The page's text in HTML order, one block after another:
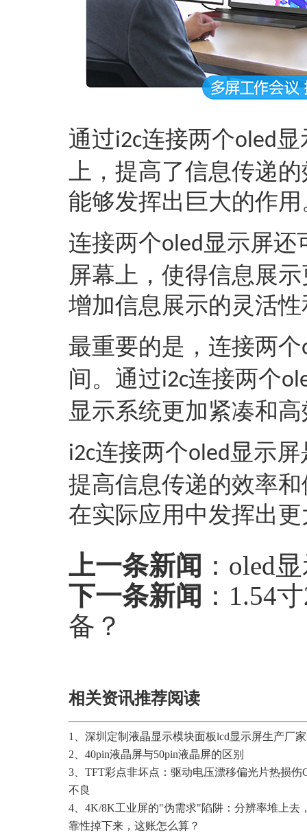
通过i2c连接两个oled
上，提高了信息传递
能够发挥出巨大的作用
连接两个oled显示屏还
屏幕上，使得信息展
增加信息展示的灵活
最重要的是，连接两个
间。通过i2c连接两个
显示系统更加紧凑和
i2c连接两个oled显示
提高信息传递的效率
在实际应用中发挥出
上一条新闻 ： oled
下一条新闻 ： 1.54
备？
相关资讯推荐阅读
1、 深圳定制液晶显示模块面板lcd显示屏生产厂家
2、 40pin液晶屏与50pin液晶屏的区别
3、 TFT彩点非坏点：驱动电压漂移偏光片热损伤
不良
4、 4K/8K工业屏的"伪需求"陷阱：分辨率堆上去
靠性掉下来，这账怎么算？